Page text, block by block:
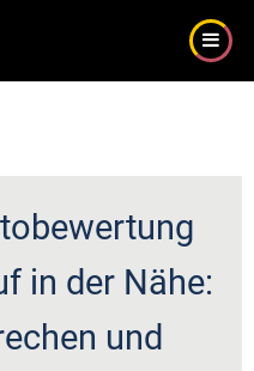
in der Nähe:
und